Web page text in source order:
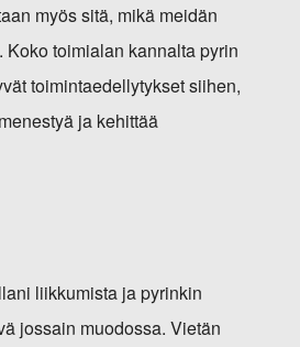
myös sitä, mikä meidän
Koko toimialan kannalta pyrin
toimintaedellytykset siihen,
ja kehittää
liikkumista ja pyrinkin
jossain muodossa. Vietän